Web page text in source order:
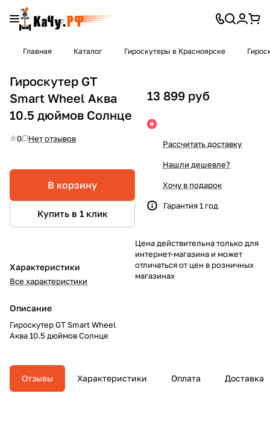
Главная Каталог Гироскутеры в Красноярске
Гироскутер GT
Smart Wheel Аква
10.5 дюймов Солнце
0 Нет отзывов
В корзину
Купить в 1 клик
Характеристики
Все характеристики
Описание
Гироскутер GT Smart Wheel
Аква 10.5 дюймов Солнце
13 899 руб
Рассчитать доставку
Нашли дешевле?
Хочу в подарок
Гарантия 1 год
Цена действительна только для
интернет-магазина и может
отличаться от цен в розничных
магазинах
Отзывы Характеристики Оплата Доставка